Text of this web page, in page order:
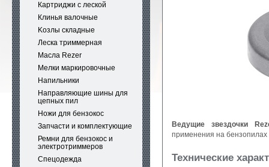
Картриджи с леской
Клинья валочные
Kозлы складные
Леска триммерная
Масла Rezer
Мелки маркировочные
Напильники
Направляющие шины для
цепных пил
Ножи для бензокос
Запчасти и комплектующие
Ремни для бензокос и
электротриммеров
Спецодежда
Ведущие звездочки
применения на бензопилах
Технические